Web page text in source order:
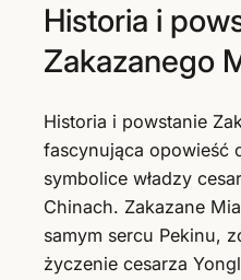
Historia i
Zakazanego
Historia i powstanie
fascynująca opowieść
symbolice władzy
Chinach. Zakazane
samym sercu Pekinu,
życzenie cesarza